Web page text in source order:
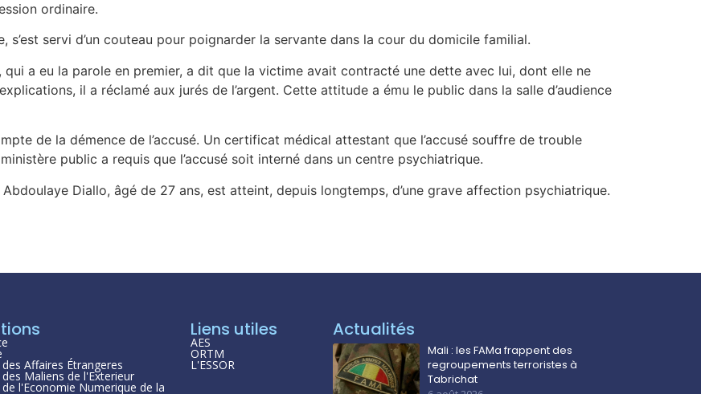
ordinaire.
s’est servi d’un couteau pour poignarder la servante dans la cour du domicile familial.
qui a eu la parole en premier, a dit que la victime avait contracté une dette avec lui, dont elle ne
il a réclamé aux jurés de l’argent. Cette attitude a ému le public dans la salle d’audience
de la démence de l’accusé. Un certificat médical attestant que l’accusé souffre de trouble
public a requis que l’accusé soit interné dans un centre psychiatrique.
Diallo, âgé de 27 ans, est atteint, depuis longtemps, d’une grave affection psychiatrique.
Affaires Étrangeres
Maliens de l'Exterieur
l'Economie Numerique de la
Liens utiles
AES
ORTM
L'ESSOR
Actualités
Mali : les FAMa frappent des
regroupements terroristes à
Tabrichat